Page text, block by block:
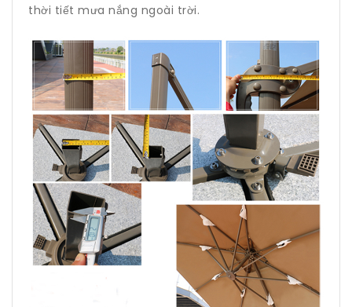
thời tiết mưa nắng ngoài trời.